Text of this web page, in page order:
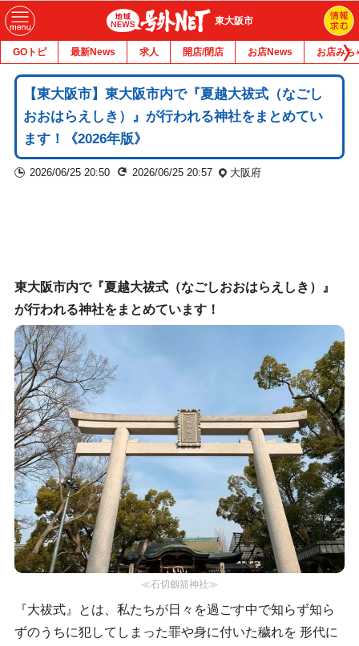
東大阪市
GOトピ 最新News 求人 開店/閉店 お店News お店みち
【東大阪市】東大阪市内で『夏越大祓式（なごし
おおはらえしき）』が行われる神社をまとめてい
ます！《2026年版》
2026/06/25 20:50 2026/06/25 20:57 大阪府
東大阪市内で『夏越大祓式（なごしおおはらえしき）』
が行われる神社をまとめています！
≪石切劔箭神社≫
『大祓式』とは、私たちが日々を過ごす中で知らず知ら
ずのうちに犯してしまった罪や身に付いた穢れを 形代に